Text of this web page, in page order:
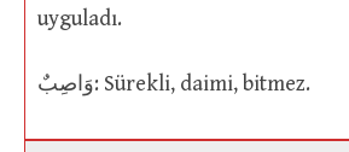
uyguladı.
وَاصِبٌ: Sürekli, daimi, bitmez.